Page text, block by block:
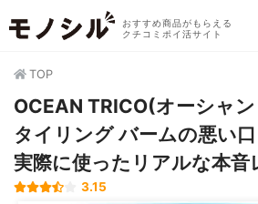
おすすめ商品がもらえる
クチコミポイ活サイト
TOP
OCEAN TRICO(オーシャ
タイリング バームの悪い
実際に使ったリアルな本音
3.15